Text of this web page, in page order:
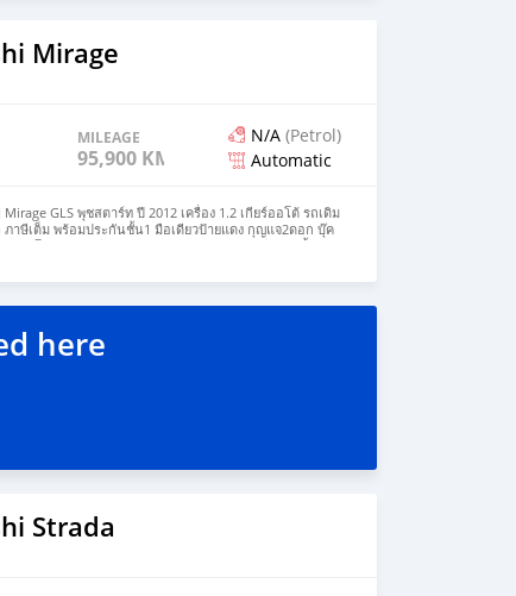
Mirage
MILEAGE
95,900 KM
N/A (Petrol)
Automatic
GLS พุชสตาร์ท ปี 2012 เครื่อง 1.2 เกียร์ออโต้ รถเดิม
ภาษีเต็ม พร้อมประกันชั้น1 มือเดียวป้ายแดง กุญแจ2ดอก บุ๊ค
การโอนทุกกรณี ขายตัดสด 108,000 บาท รถมือสองซื้อขาย
ระราม7-บางพลัด กทม. #รับชื้อเทิร์นทุกรุ่น 🚘
here
Strada